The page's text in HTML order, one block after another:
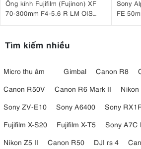
Ống kính Fujifilm (Fujinon) XF
70-300mm F4-5.6 R LM OIS
Sony
FE
Tìm kiếm nhiều
Micro thu âm Gimbal Canon R8
Canon R50V
Canon R6 Mark II Nikon
Sony ZV-E10
Sony A6400 Sony
Fujifilm X-S20
Fujifilm X-T5 Sony A7C
Nikon Z5 II
Canon R50 DJI rs 4